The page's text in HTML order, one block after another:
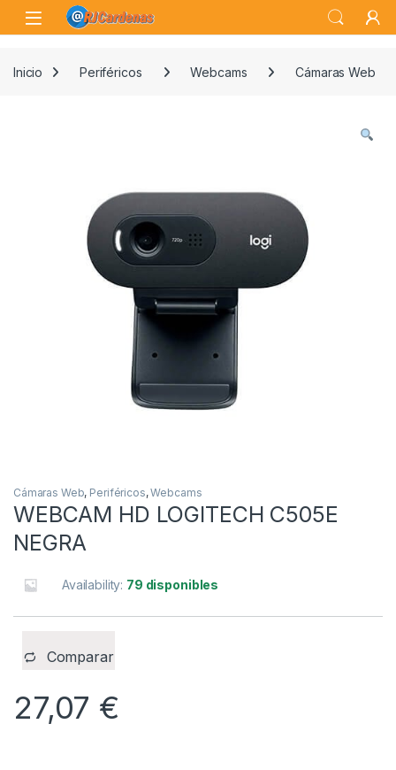
Skip to navigation
Skip to content
Open
Inicio Periféricos Webcams Cámaras Web
Cámaras Web, Periféricos,Webcams
WEBCAM HD LOGITECH C505E
NEGRA
Availability: 79 disponibles
Comparar
27,07 €